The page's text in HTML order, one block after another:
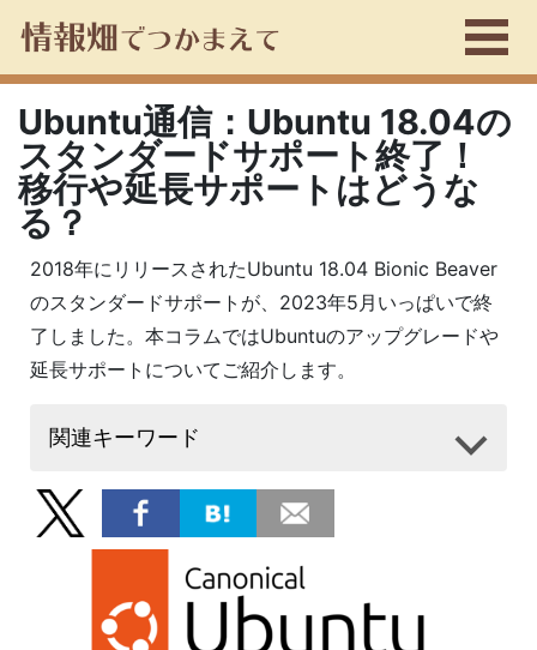
Ubuntu通信：Ubuntu 18.04の
スタンダードサポート終了！
移行や延長サポートはどうな
る？
2018年にリリースされたUbuntu 18.04 Bionic Beaver
のスタンダードサポートが、2023年5月いっぱいで終
了しました。本コラムではUbuntuのアップグレードや
延長サポートについてご紹介します。
関連キーワード